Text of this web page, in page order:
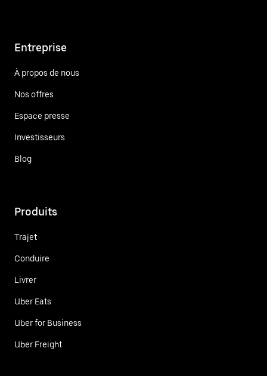
Entreprise
À propos de nous
Nos offres
Espace presse
Investisseurs
Blog
Produits
Trajet
Conduire
Livrer
Uber Eats
Uber for Business
Uber Freight